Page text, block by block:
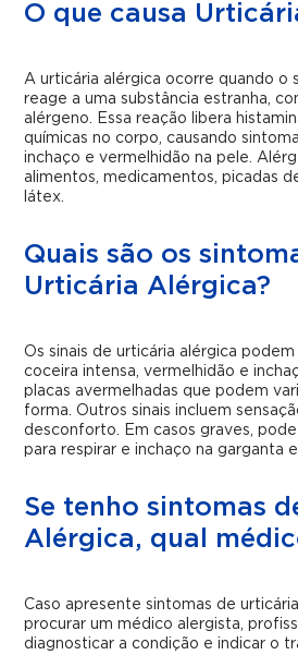
O que causa
A urticária alérgica ocorre quando o
reage a uma substância estranha,
alérgeno. Essa reação libera
químicas no corpo, causando
inchaço e vermelhidão na pele.
alimentos, medicamentos, picadas
látex.
Quais são os
Urticária Alérgica?
Os sinais de urticária alérgica
coceira intensa, vermelhidão e
placas avermelhadas que podem
forma. Outros sinais incluem
desconforto. Em casos graves,
para respirar e inchaço na garganta
Se tenho sintomas
Alérgica, qual
Caso apresente sintomas de
procurar um médico alergista,
diagnosticar a condição e indicar o